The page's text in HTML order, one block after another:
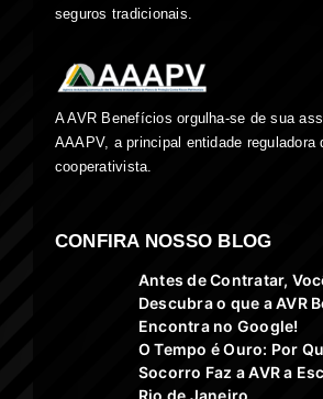
seguros tradicionais.
A AVR Benefícios orgulha-se de sua
AAAPV, a principal entidade reguladora
cooperativista.
CONFIRA NOSSO BLOG
Antes de Contratar,
Descubra o que a AVR
Encontra no Google!
O Tempo é Ouro: Por
Socorro Faz a AVR a